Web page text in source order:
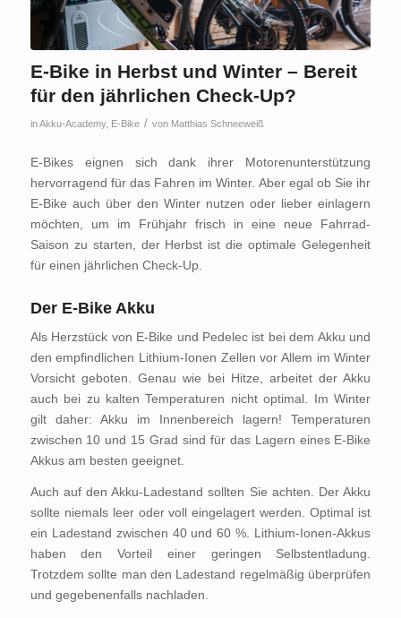
E-Bike in Herbst und Winter – Bereit
für den jährlichen Check-Up?
inAkku-Academy, E-Bike / von Matthias Schneeweiß
E-Bikes eignen sich dank ihrer Motorenunterstützung
hervorragend für das Fahren im Winter. Aber egal ob Sie ihr
E-Bike auch über den Winter nutzen oder lieber einlagern
möchten, um im Frühjahr frisch in eine neue Fahrrad-
Saison zu starten, der Herbst ist die optimale Gelegenheit
für einen jährlichen Check-Up.
Der E-Bike Akku
Als Herzstück von E-Bike und Pedelec ist bei dem Akku und
den empfindlichen Lithium-Ionen Zellen vor Allem im Winter
Vorsicht geboten. Genau wie bei Hitze, arbeitet der Akku
auch bei zu kalten Temperaturen nicht optimal. Im Winter
gilt daher: Akku im Innenbereich lagern! Temperaturen
zwischen 10 und 15 Grad sind für das Lagern eines E-Bike
Akkus am besten geeignet.
Auch auf den Akku-Ladestand sollten Sie achten. Der Akku
sollte niemals leer oder voll eingelagert werden. Optimal ist
ein Ladestand zwischen 40 und 60 %. Lithium-Ionen-Akkus
haben den Vorteil einer geringen Selbstentladung.
Trotzdem sollte man den Ladestand regelmäßig überprüfen
und gegebenenfalls nachladen.